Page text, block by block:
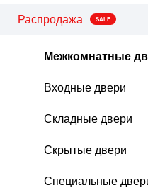
Распродажа SALE
Межкомнатные
Входные двери
Складные двери
Скрытые двери
Специальные